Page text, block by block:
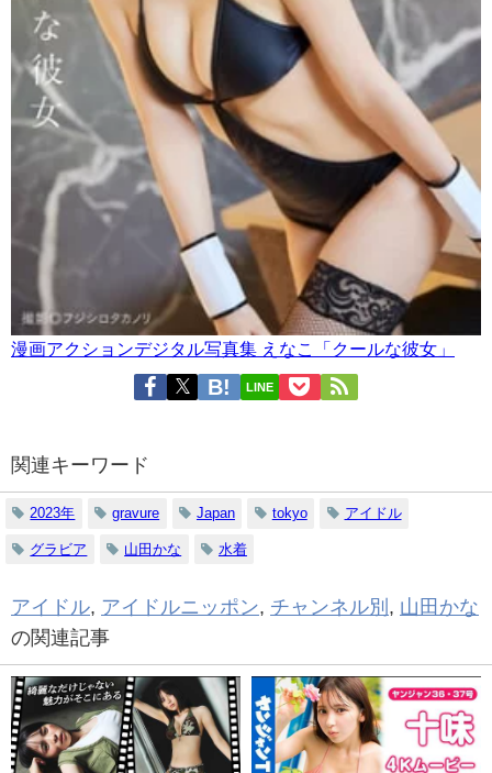
漫画アクションデジタル写真集 えなこ「クールな彼女」
LINE
関連キーワード
2023年 gravure Japan tokyo アイドル
グラビア 山田かな 水着
アイドル, アイドルニッポン, チャンネル別 , 山田かな
の関連記事